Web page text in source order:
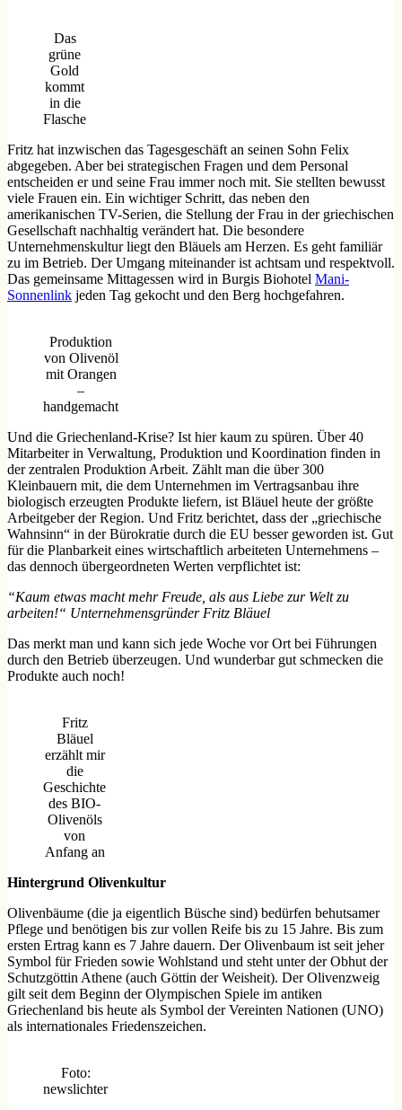
Das
grüne
Gold
kommt
in die
Flasche
Fritz hat inzwischen das Tagesgeschäft an seinen Sohn Felix
abgegeben. Aber bei strategischen Fragen und dem Personal
entscheiden er und seine Frau immer noch mit. Sie stellten bewusst
viele Frauen ein. Ein wichtiger Schritt, das neben den
amerikanischen TV-Serien, die Stellung der Frau in der griechischen
Gesellschaft nachhaltig verändert hat. Die besondere
Unternehmenskultur liegt den Bläuels am Herzen. Es geht familiär
zu im Betrieb. Der Umgang miteinander ist achtsam und respektvoll.
Das gemeinsame Mittagessen wird in Burgis Biohotel Mani-
Sonnenlink jeden Tag gekocht und den Berg hochgefahren.
Produktion
von Olivenöl
mit Orangen
–
handgemacht
Und die Griechenland-Krise? Ist hier kaum zu spüren. Über 40
Mitarbeiter in Verwaltung, Produktion und Koordination finden in
der zentralen Produktion Arbeit. Zählt man die über 300
Kleinbauern mit, die dem Unternehmen im Vertragsanbau ihre
biologisch erzeugten Produkte liefern, ist Bläuel heute der größte
Arbeitgeber der Region. Und Fritz berichtet, dass der „griechische
Wahnsinn“ in der Bürokratie durch die EU besser geworden ist. Gut
für die Planbarkeit eines wirtschaftlich arbeiteten Unternehmens –
das dennoch übergeordneten Werten verpflichtet ist:
“Kaum etwas macht mehr Freude, als aus Liebe zur Welt zu
arbeiten!“ Unternehmensgründer Fritz Bläuel
Das merkt man und kann sich jede Woche vor Ort bei Führungen
durch den Betrieb überzeugen. Und wunderbar gut schmecken die
Produkte auch noch!
Fritz
Bläuel
erzählt mir
die
Geschichte
des BIO-
Olivenöls
von
Anfang an
Hintergrund Olivenkultur
Olivenbäume (die ja eigentlich Büsche sind) bedürfen behutsamer
Pflege und benötigen bis zur vollen Reife bis zu 15 Jahre. Bis zum
ersten Ertrag kann es 7 Jahre dauern. Der Olivenbaum ist seit jeher
Symbol für Frieden sowie Wohlstand und steht unter der Obhut der
Schutzgöttin Athene (auch Göttin der Weisheit). Der Olivenzweig
gilt seit dem Beginn der Olympischen Spiele im antiken
Griechenland bis heute als Symbol der Vereinten Nationen (UNO)
als internationales Friedenszeichen.
Foto:
newslichter